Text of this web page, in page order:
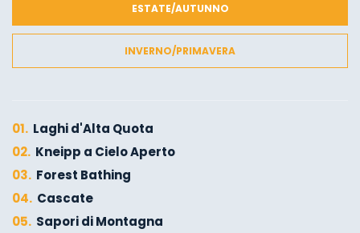
ESTATE/AUTUNNO
INVERNO/PRIMAVERA
01. Laghi d'Alta Quota
02. Kneipp a Cielo Aperto
03. Forest Bathing
04. Cascate
05. Sapori di Montagna